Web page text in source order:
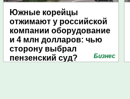
Южные корейцы
отжимают у российской
компании оборудование
и 4 млн долларов: чью
сторону выбрал
пензенский суд?
Бизнес